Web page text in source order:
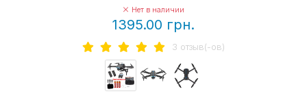
Нет в наличии
1395.00 грн.
3 отзыв(-ов)